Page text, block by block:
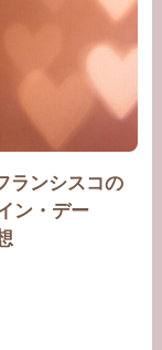
ランシスコの
ン・デー